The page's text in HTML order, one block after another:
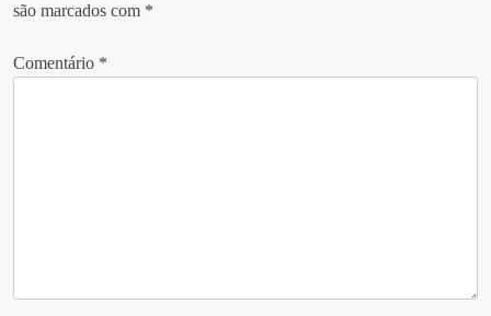
são marcados com *
Comentário *